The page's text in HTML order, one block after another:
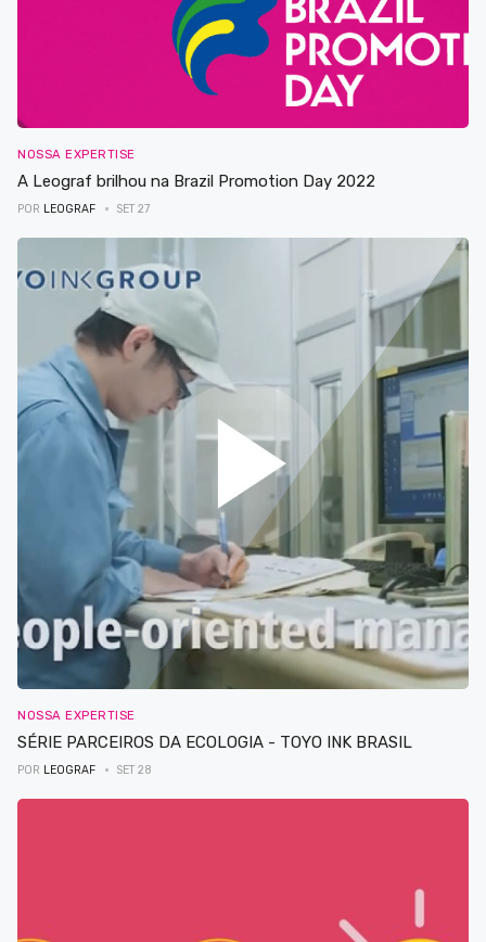
NOSSA EXPERTISE
A Leograf brilhou na Brazil Promotion Day 2022
POR LEOGRAF SET 27
NOSSA EXPERTISE
SÉRIE PARCEIROS DA ECOLOGIA - TOYO INK BRASIL
POR LEOGRAF SET 28